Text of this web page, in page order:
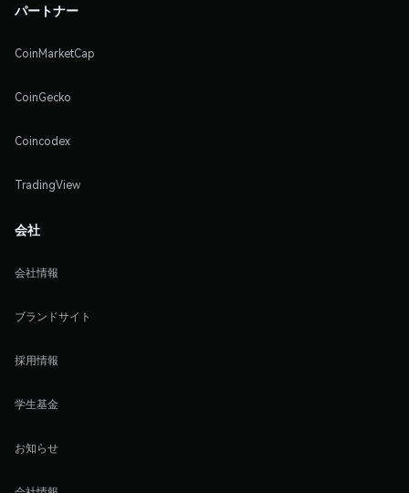
パートナー
CoinMarketCap
CoinGecko
Coincodex
TradingView
会社
会社情報
ブランドサイト
採用情報
学生基金
お知らせ